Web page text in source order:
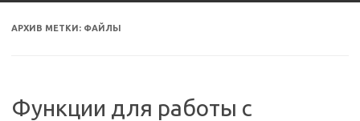
АРХИВ МЕТКИ: ФАЙЛЫ
Функции для работы с